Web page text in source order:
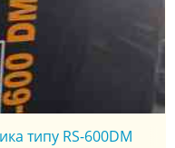
типу RS-600DM